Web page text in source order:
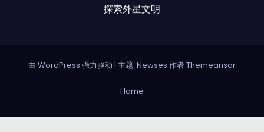
探索外星文明
由 WordPress 强力驱动 | 主题: Newses 作者Themeansar
Home